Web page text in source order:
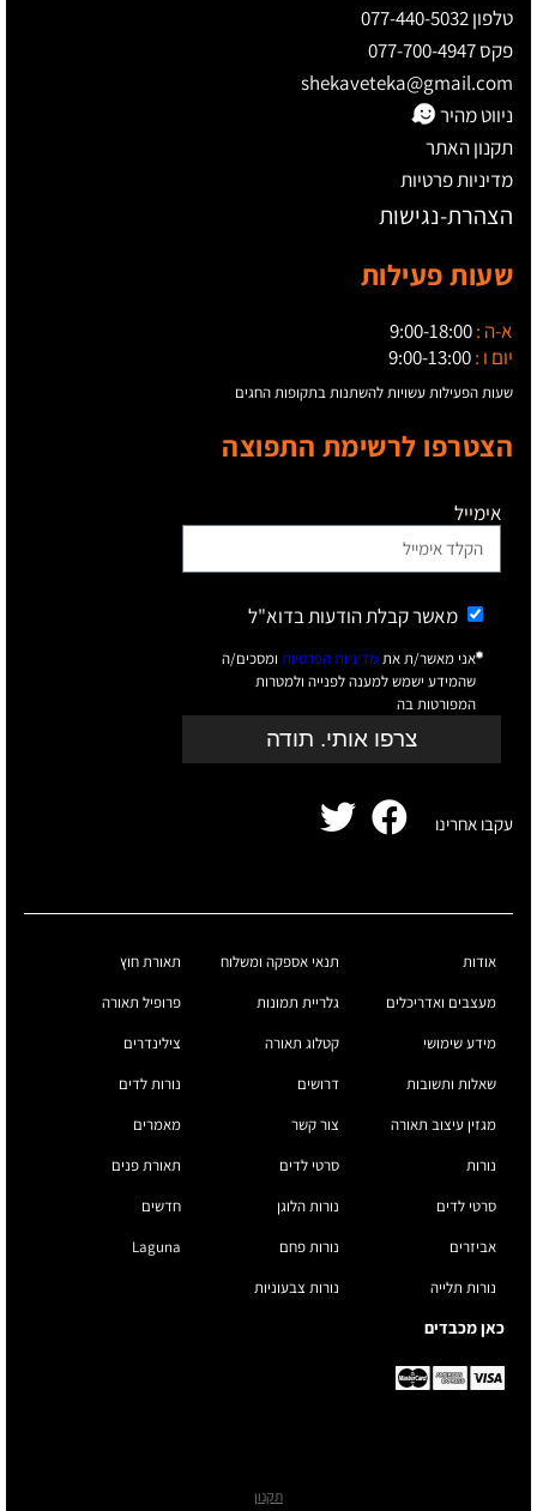
טלפון 077-440-5032
פקס 077-700-4947
shekaveteka@gmail.com
ניווט מהיר
תקנון האתר
מדיניות פרטיות
הצהרת-נגישות
שעות פעילות
א-ה :9:00-18:00
יום ו :9:00-13:00
שעות הפעילות עשויות להשתנות בתקופות החגים
הצטרפו לרשימת התפוצה
אימייל
מאשר קבלת הודעות בדוא"ל
אני מאשר/ת אתמדיניות הפרטיות ומסכים/ה
שהמידע ישמש למענה לפנייה ולמטרות
המפורטות בה
צרפו אותי. תודה
עקבו אחרינו
אודות
מעצבים ואדריכלים
מידע שימושי
שאלות ותשובות
מגזין עיצוב תאורה
תנאי אספקה ומשלוח
גלריית תמונות
קטלוג תאורה
דרושים
צור קשר
תאורת חוץ
פרופיל תאורה
צילינדרים
נורות לדים
מאמרים
נורות
סרטי לדים
אביזרים
נורות תלייה
סרטי לדים
נורות הלוגן
נורות פחם
נורות צבעוניות
תאורת פנים
חדשים
Laguna
כאן מכבדים
תקנון